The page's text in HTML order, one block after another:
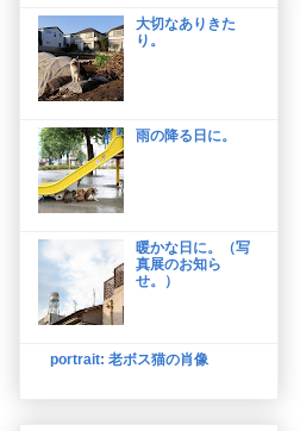
大切なありきた
り。
雨の降る日に。
暖かな日に。（写
真展のお知ら
せ。）
portrait: 老ボス猫の肖像